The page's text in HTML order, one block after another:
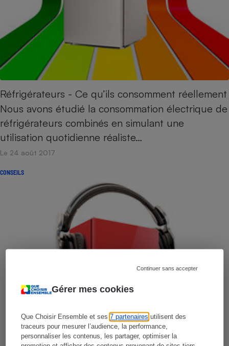
Gérer mes cookies
Que Choisir Ensemble et ses7 partenaires utilisent des
traceurs pour mesurer l’audience, la performance,
personnaliser les contenus, les partager, optimiser la
Continuer sans accepter
Réfrigérateurs - Ce qu’ils consomment réellement
Nous avons étudié la consommation électrique de
réfrigérateurs combinés en simulant une
utilisation quotidienne réaliste…
Le 24 août 2017
CONSEILS